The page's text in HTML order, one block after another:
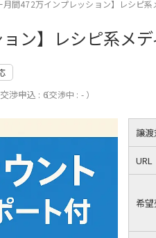
月間472万インプレッション】レシピ
ン】レシピ系メ
交渉申込 : 6
（交渉中 : - ）
譲
URL
希